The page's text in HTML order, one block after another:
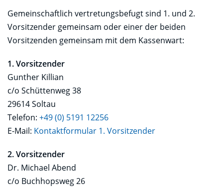
Gemeinschaftlich vertretungsbefugt sind 1. und 2.
Vorsitzender gemeinsam oder einer der beiden
Vorsitzenden gemeinsam mit dem Kassenwart:
1. Vorsitzender
Gunther Killian
c/o Schüttenweg 38
29614 Soltau
Telefon: +49 (0) 5191 12256
E-Mail: Kontaktformular 1. Vorsitzender
2. Vorsitzender
Dr. Michael Abend
c/o Buchhopsweg 26